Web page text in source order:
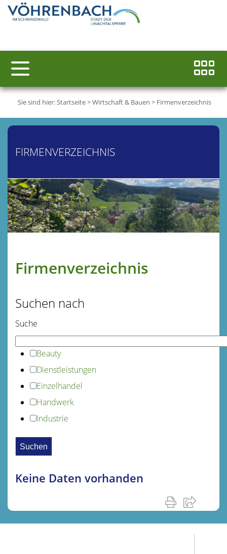
Sie sind hier:Startseite>Wirtschaft & Bauen > Firmenverzeichnis
FIRMENVERZEICHNIS
Firmenverzeichnis
Suchen nach
Suche
Beauty
Dienstleistungen
Einzelhandel
Handwerk
Industrie
Keine Daten vorhanden